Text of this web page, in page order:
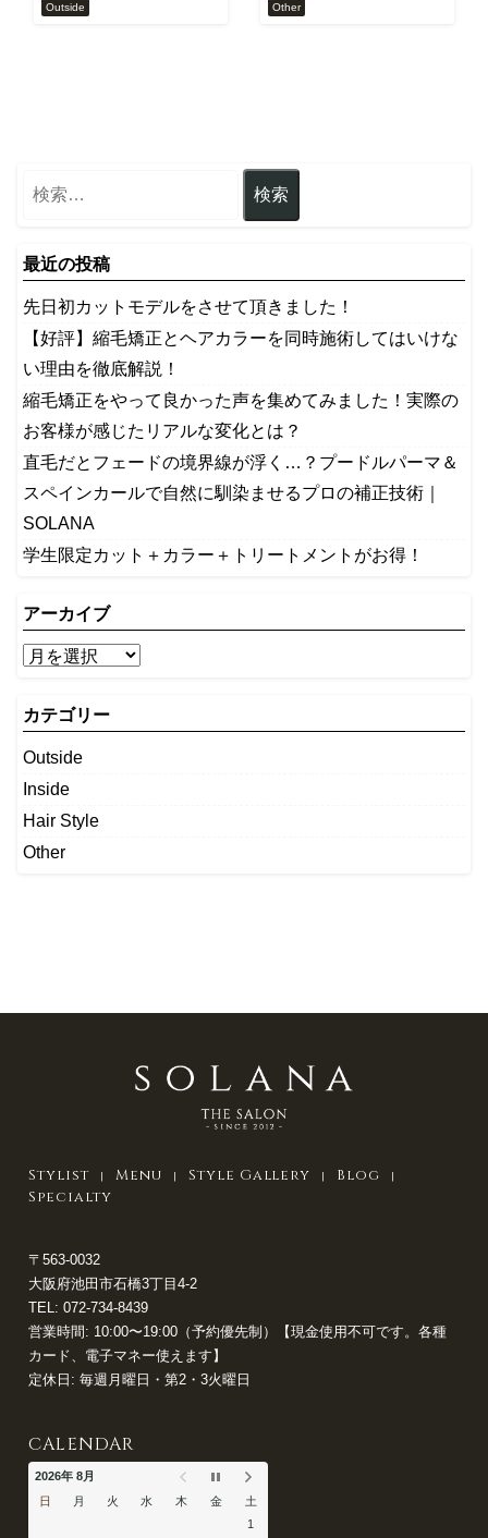
Outside Other
最近の投稿
先日初カットモデルをさせて頂きました！
【好評】縮毛矯正とヘアカラーを同時施術してはいけな
い理由を徹底解説！
縮毛矯正をやって良かった声を集めてみました！実際の
お客様が感じたリアルな変化とは？
​直毛だとフェードの境界線が浮く…？プードルパーマ＆
スペインカールで自然に馴染ませるプロの補正技術｜
SOLANA
学生限定カット＋カラー＋トリートメントがお得！
アーカイブ
カテゴリー
Outside
Inside
Hair Style
Other
Stylist Menu Style Gallery
Blog
Specialty
〒563-0032
大阪府池田市石橋3丁目4-2
TEL: 072-734-8439
営業時間: 10:00〜19:00（予約優先制）【現金使用不可です。各種
カード、電子マネー使えます】
定休日: 毎週月曜日・第2・3火曜日
CALENDAR
2026年 8月
日
月 火 水 木 金
土
1